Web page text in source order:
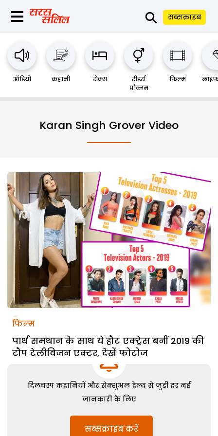
⚲ सब्सक्राइब
ऑडियो कहानी सेक्स
रीडर्स
प्रौब्लम
फिल्म
Karan Singh Grover Video
फिल्म
पार्थ समथान के साथ ये हौट एक्ट्रेस बनीं 2019 की
टौप टेलीविजन एक्टर, देखें फोटोज
दिलचस्प कहानियों और सेक्शुअल हेल्थ से जुड़ी हर नई
जानकारी के लिए
सब्सक्राइब करें